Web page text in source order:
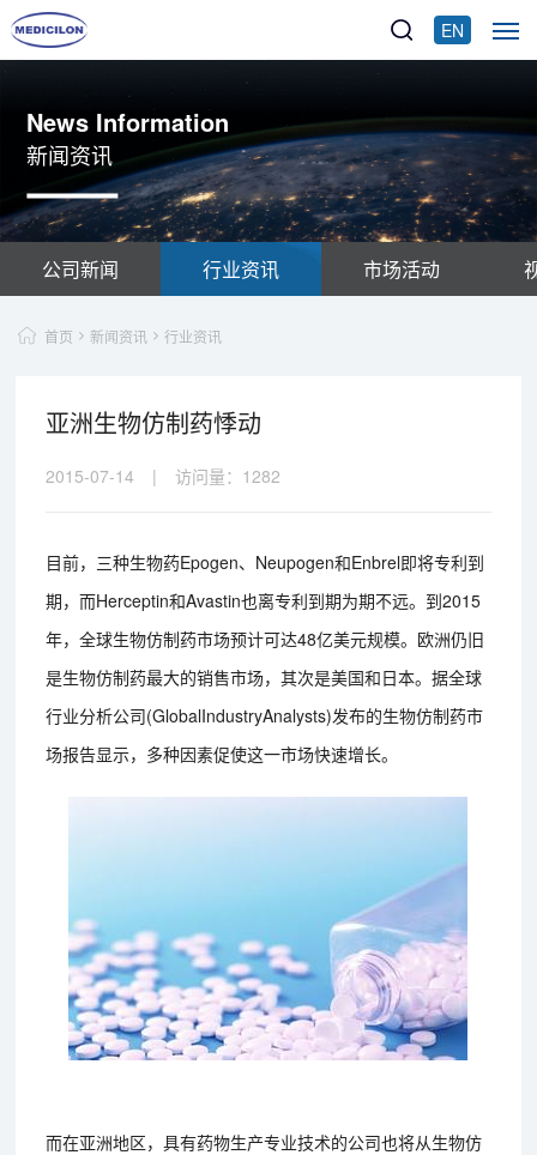
EN
News Information
新闻资讯
公司新闻 行业资讯 市场活动
首页 新闻资讯 行业资讯
亚洲生物仿制药悸动
2015-07-14 | 访问量： 1282
目前，三种生物药Epogen、Neupogen和Enbrel即将专利到
期，而Herceptin和Avastin也离专利到期为期不远。到2015
年，全球生物仿制药市场预计可达48亿美元规模。欧洲仍旧
是生物仿制药最大的销售市场，其次是美国和日本。据全球
行业分析公司(GlobalIndustryAnalysts)发布的生物仿制药市
场报告显示，多种因素促使这一市场快速增长。
而在亚洲地区，具有药物生产专业技术的公司也将从生物仿